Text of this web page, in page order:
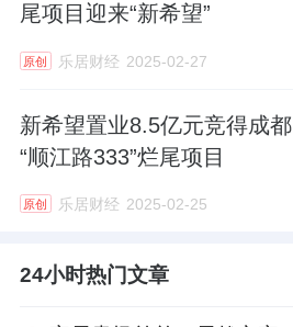
尾项目迎来“新希望”
原创 乐居财经 2025-02-27
新希望置业8.5亿元竞得成都
“顺江路333”烂尾项目
原创 乐居财经 2025-02-25
24小时热门文章